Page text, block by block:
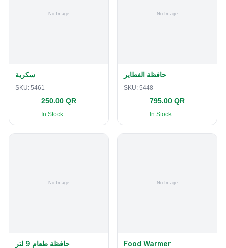
سكرية
SKU: 5461
250.00 QR
In Stock
حافظة الفطاير
SKU: 5448
795.00 QR
In Stock
حافظة طعام 9 لتر Food Warmer